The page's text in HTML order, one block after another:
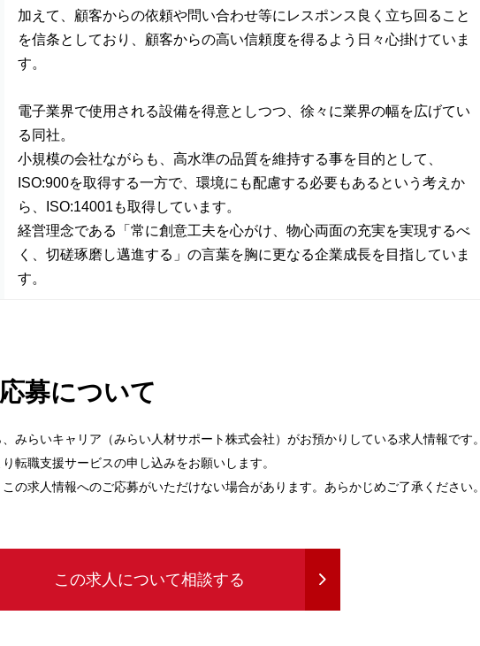
加えて、顧客からの依頼や問い合わせ等にレスポンス良く立ち回ること
を信条としており、顧客からの高い信頼度を得るよう日々心掛けていま
す。
電子業界で使用される設備を得意としつつ、徐々に業界の幅を広げてい
る同社。
小規模の会社ながらも、高水準の品質を維持する事を目的として、
ISO:900を取得する一方で、環境にも配慮する必要もあるという考えか
ら、ISO:14001も取得しています。
経営理念である「常に創意工夫を心がけ、物心両面の充実を実現するべ
く、切磋琢磨し邁進する」の言葉を胸に更なる企業成長を目指していま
す。
募について
みらいキャリア（みらい人材サポート株式会社）がお預かりしている求人情報です。
転職支援サービスの申し込みをお願いします。
の求人情報へのご応募がいただけない場合があります。あらかじめご了承ください。
この求人について相談する